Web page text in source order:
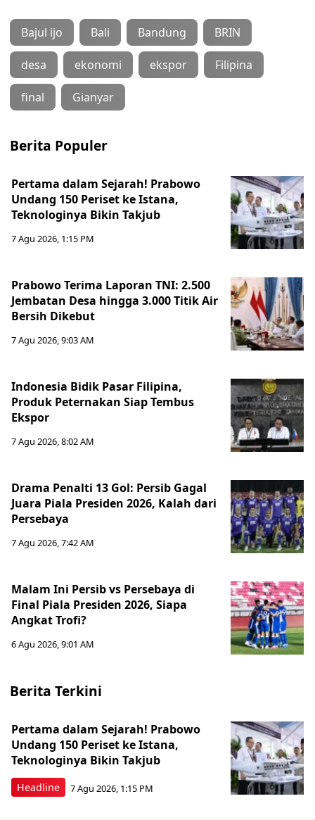
Bajul ijo Bali Bandung BRIN
desa ekonomi ekspor Filipina
final Gianyar
Berita Populer
Pertama dalam Sejarah! Prabowo
Undang 150 Periset ke Istana,
Teknologinya Bikin Takjub
7 Agu 2026, 1:15 PM
Prabowo Terima Laporan TNI: 2.500
Jembatan Desa hingga 3.000 Titik Air
Bersih Dikebut
7 Agu 2026, 9:03 AM
Indonesia Bidik Pasar Filipina,
Produk Peternakan Siap Tembus
Ekspor
7 Agu 2026, 8:02 AM
Drama Penalti 13 Gol: Persib Gagal
Juara Piala Presiden 2026, Kalah dari
Persebaya
7 Agu 2026, 7:42 AM
Malam Ini Persib vs Persebaya di
Final Piala Presiden 2026, Siapa
Angkat Trofi?
6 Agu 2026, 9:01 AM
Berita Terkini
Headline
Pertama dalam Sejarah! Prabowo
Undang 150 Periset ke Istana,
Teknologinya Bikin Takjub
7 Agu 2026, 1:15 PM